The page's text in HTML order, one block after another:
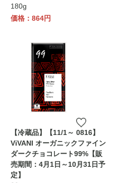
180g
価格：864円
【冷蔵品】【11/1～ 0816】
ViVANI オーガニックファイン
ダークチョコレート99%【販
売期間：4月1日～10月31日予
定】